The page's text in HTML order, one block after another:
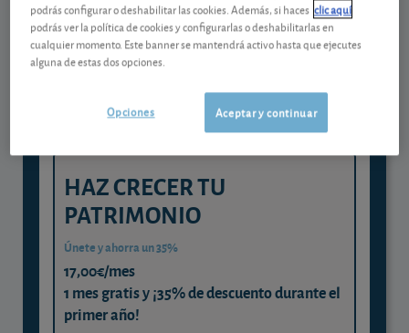
Gestiona tu dinero con visión
experta
y consigue que cada euro trabaje
HAZ CRECER TU
PATRIMONIO
Únete y ahorra un 35%
17,00€/mes
1 mes gratis y ¡35% de descuento durante el
primer año!
podrás configurar o deshabilitar las cookies. Además, si haces clic aquí
podrás ver la política de cookies y configurarlas o deshabilitarlas en
cualquier momento. Este banner se mantendrá activo hasta que ejecutes
alguna de estas dos opciones.
Aceptar y continuar
Opciones